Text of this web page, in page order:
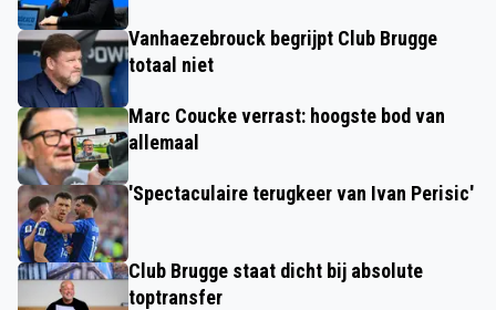
Vanhaezebrouck begrijpt Club Brugge
totaal niet
Marc Coucke verrast: hoogste bod van
allemaal
'Spectaculaire terugkeer van Ivan Perisic'
Club Brugge staat dicht bij absolute
toptransfer